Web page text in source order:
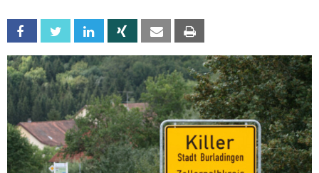
Facebook Twitter Linkedin Xing Email